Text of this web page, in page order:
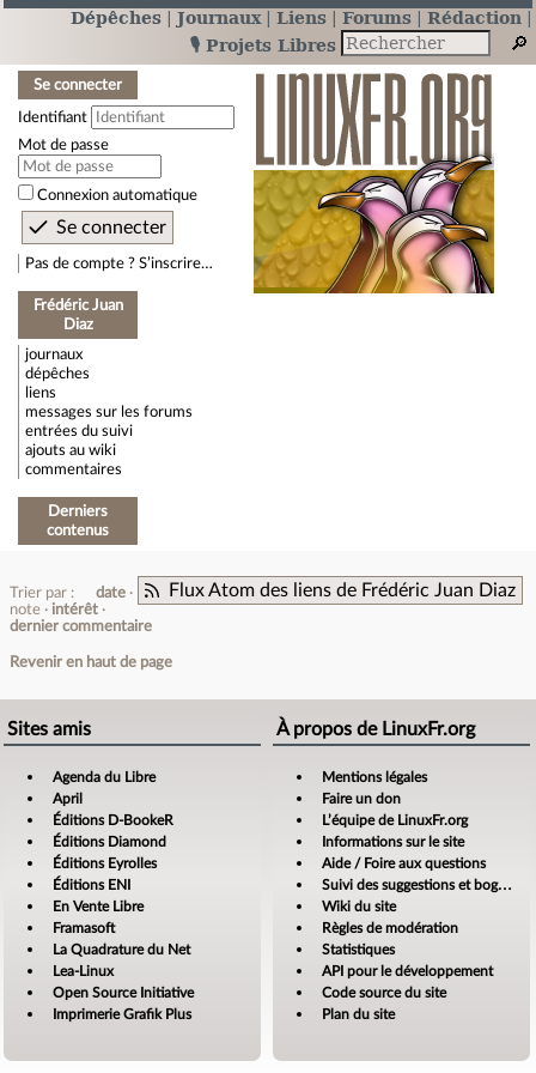
Dépêches Journaux Liens Forums
Rédaction
🎙️ Projets Libres
Se connecter
Identifiant
Mot de passe
Connexion automatique
Pas de compte ? S’inscrire…
Frédéric Juan
Diaz
journaux
dépêches
liens
messages sur les forums
entrées du suivi
ajouts au wiki
commentaires
Derniers
contenus
Flux Atom des liens de Frédéric Juan Diaz
Trier par :
date
note
intérêt
dernier commentaire
Revenir en haut de page
Sites amis
Agenda du Libre
April
Éditions D-BookeR
Éditions Diamond
Éditions Eyrolles
Éditions ENI
En Vente Libre
Framasoft
La Quadrature du Net
Lea-Linux
Open Source Initiative
Imprimerie Grafik Plus
À propos de LinuxFr.org
Mentions légales
Faire un don
L’équipe de LinuxFr.org
Informations sur le site
Aide / Foire aux questions
Suivi des suggestions et bogues
Wiki du site
Règles de modération
Statistiques
API pour le développement
Code source du site
Plan du site